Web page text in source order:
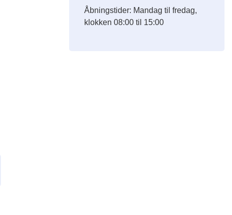
Åbningstider: Mandag til fredag,
klokken 08:00 til 15:00